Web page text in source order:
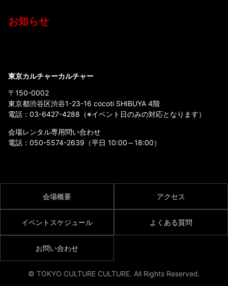
お知らせ
東京カルチャーカルチャー
〒150-0002
東京都渋谷区渋谷1-23-16 cocoti SHIBUYA 4階
電話： 03-6427-4288 （※イベント日のみの対応となります）
会場レンタル専用問い合わせ
電話： 050-5574-2639 （平日 10:00～18:00）
会場概要 アクセス
イベントスケジュール よくある質問
お問い合わせ
© TOKYO CULTURE CULTURE. All Rights Reserved.